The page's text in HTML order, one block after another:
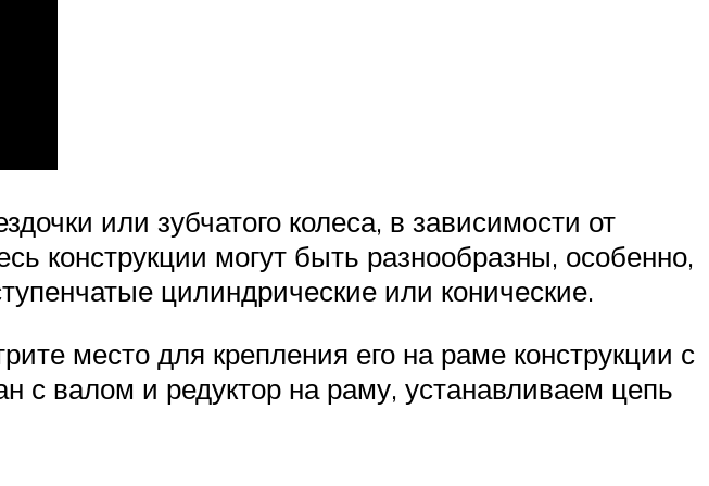
или зубчатого колеса, в зависимости от
конструкции могут быть разнообразны, особенно,
цилиндрические или конические.
место для крепления его на раме конструкции с
с валом и редуктор на раму, устанавливаем цепь